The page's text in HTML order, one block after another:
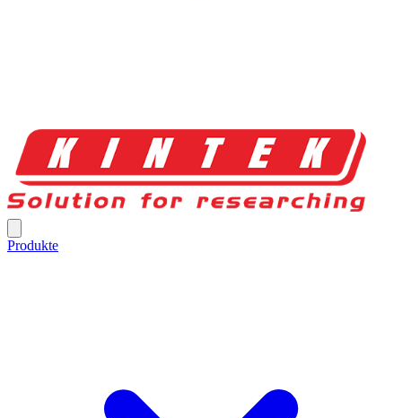
Produkte